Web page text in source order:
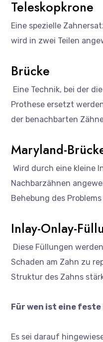
Teleskopkrone
Eine spezielle
wird in zwei Teilen
Brücke
Eine Technik, bei der
Prothese ersetzt
der benachbarten
Maryland-
Wird durch eine kleine
Nachbarzähnen
Behebung des
Inlay-Onlay-
Diese Füllungen
Schaden am Zahn zu
Struktur des Zahns
Für wen ist eine
Es sei darauf